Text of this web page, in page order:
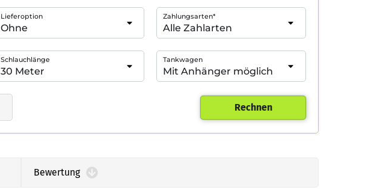
Lieferoption Zahlungsarten*
Schlauchlänge Tankwagen
Rechnen
Bewertung